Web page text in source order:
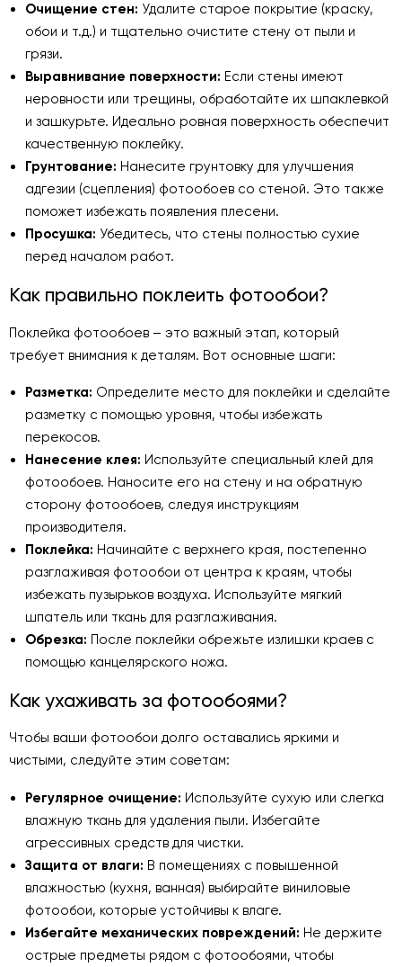
Очищение стен: Удалите старое покрытие (краску,
обои и т.д.) и тщательно очистите стену от пыли и
грязи.
Выравнивание поверхности: Если стены имеют
неровности или трещины, обработайте их шпаклевкой
и зашкурьте. Идеально ровная поверхность обеспечит
качественную поклейку.
Грунтование: Нанесите грунтовку для улучшения
адгезии (сцепления) фотообоев со стеной. Это также
поможет избежать появления плесени.
Просушка: Убедитесь, что стены полностью сухие
перед началом работ.
Как правильно поклеить фотообои?
Поклейка фотообоев – это важный этап, который
требует внимания к деталям. Вот основные шаги:
Разметка: Определите место для поклейки и сделайте
разметку с помощью уровня, чтобы избежать
перекосов.
Нанесение клея: Используйте специальный клей для
фотообоев. Наносите его на стену и на обратную
сторону фотообоев, следуя инструкциям
производителя.
Поклейка: Начинайте с верхнего края, постепенно
разглаживая фотообои от центра к краям, чтобы
избежать пузырьков воздуха. Используйте мягкий
шпатель или ткань для разглаживания.
Обрезка: После поклейки обрежьте излишки краев с
помощью канцелярского ножа.
Как ухаживать за фотообоями?
Чтобы ваши фотообои долго оставались яркими и
чистыми, следуйте этим советам:
Регулярное очищение: Используйте сухую или слегка
влажную ткань для удаления пыли. Избегайте
агрессивных средств для чистки.
Защита от влаги: В помещениях с повышенной
влажностью (кухня, ванная) выбирайте виниловые
фотообои, которые устойчивы к влаге.
Избегайте механических повреждений: Не держите
острые предметы рядом с фотообоями, чтобы